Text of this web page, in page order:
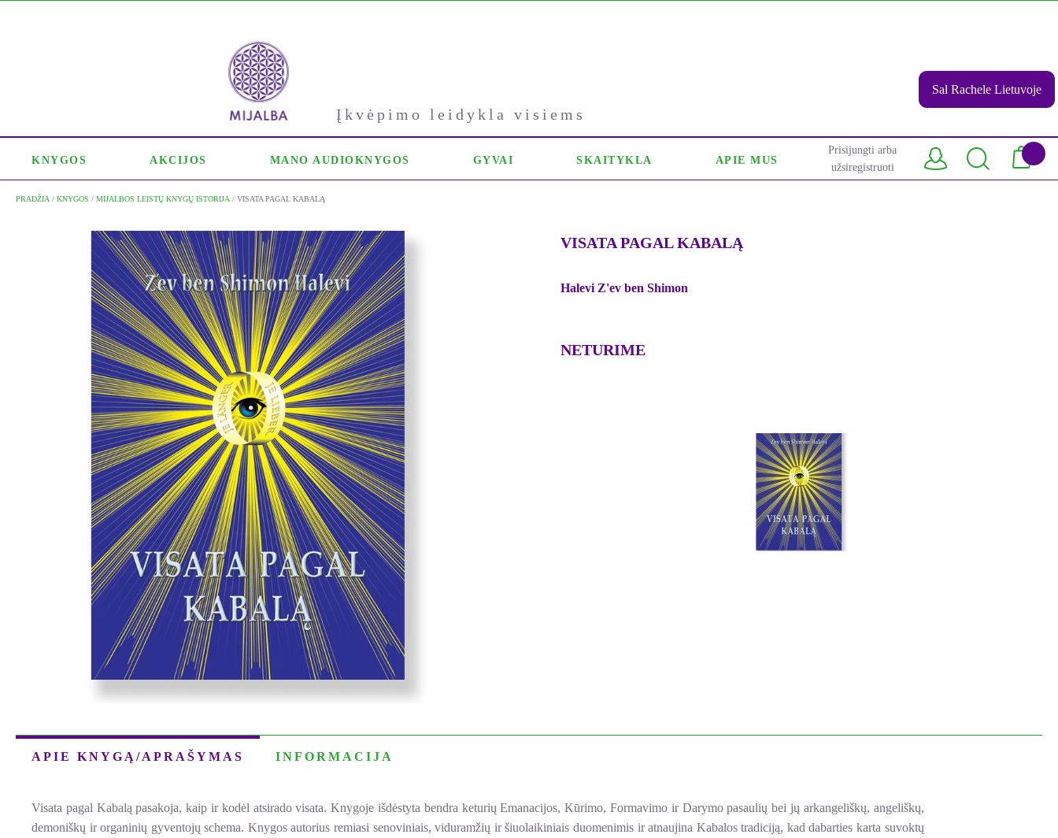
Įkvėpimo leidykla visiems
Sal Rachele Lietuvoje
KNYGOS AKCIJOS MANO AUDIOKNYGOS GYVAI SKAITYKLA APIE MUS
Prisijungti arba
užsiregistruoti
PRADŽIA / KNYGOS / MIJALBOS LEISTŲ KNYGŲ ISTORIJA / VISATA PAGAL KABALĄ
VISATA PAGAL KABALĄ
Halevi Z'ev ben Shimon
NETURIME
APIE KNYGĄ/APRAŠYMAS INFORMACIJA
Visata pagal Kabalą pasakoja, kaip ir kodėl atsirado visata. Knygoje išdėstyta bendra keturių Emanacijos, Kūrimo, Formavimo ir Darymo pasaulių bei jų arkangeliškų, angeliškų,
demoniškų ir organinių gyventojų schema. Knygos autorius remiasi senoviniais, viduramžių ir šiuolaikiniais duomenimis ir atnaujina Kabalos tradiciją, kad dabarties karta suvoktų